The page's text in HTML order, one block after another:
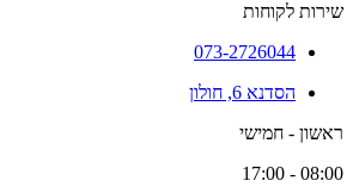
שירות לקוחות
073-2726044
הסדנא 6, חולון
ראשון - חמישי
08:00 - 17:00